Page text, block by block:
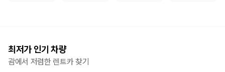
최저가 인기 차량
괌에서 저렴한 렌트카 찾기